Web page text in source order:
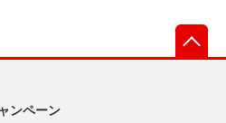
ンペーン